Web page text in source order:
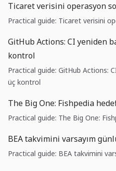
Ticaret verisini operasyon
Practical guide: Ticaret verisini
GitHub Actions: CI yeniden
kontrol
Practical guide: GitHub Actions:
üç kontrol
The Big One: Fishpedia
Practical guide: The Big One:
BEA takvimini varsayım
Practical guide: BEA takvimini